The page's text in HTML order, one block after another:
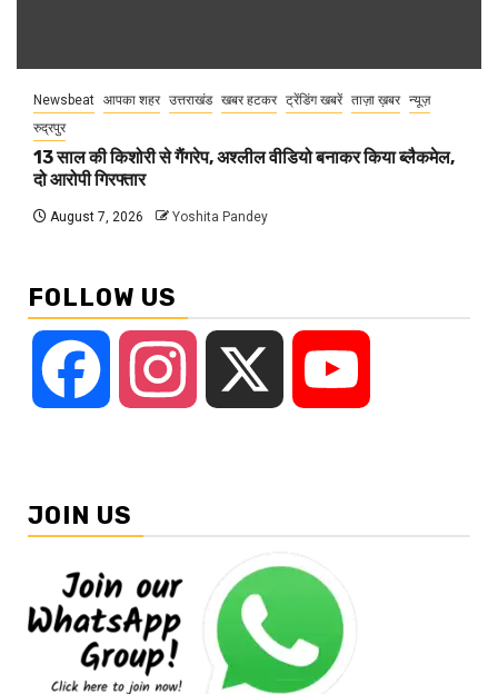
Newsbeat आपका शहर उत्तराखंड खबर हटकर ट्रेंडिंग खबरें ताज़ा ख़बर न्यूज़
रुद्रपुर
13 साल की किशोरी से गैंगरेप, अश्लील वीडियो बनाकर किया ब्लैकमेल,
दो आरोपी गिरफ्तार
August 7, 2026 Yoshita Pandey
FOLLOW US
Facebook Instagram
JOIN US